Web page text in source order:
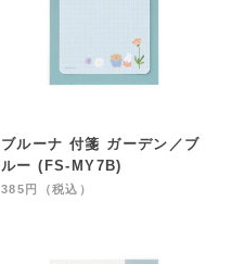
ブルーナ 付箋 ガーデン／ブ
ルー (FS-MY7B)
385円（税込）